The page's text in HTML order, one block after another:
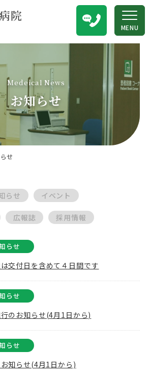
MENU
Medeical News
お知らせ
せ
らせ イベント
広報誌 採用情報
らせ
交付日を含めて４日間です
らせ
のお知らせ(4月1日から)
らせ
知らせ(4月1日から)